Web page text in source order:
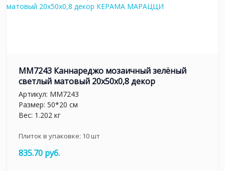
MM7243 Каннареджо мозаичный зелёный
светлый матовый 20x50x0,8 декор
Артикул: MM7243
Размер: 50*20 см
Вес: 1.202 кг
Плиток в упаковке: 10шт
835.70 руб.